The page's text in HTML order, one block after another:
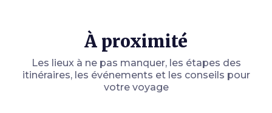
À proximité
Les lieux à ne pas manquer, les étapes des
itinéraires, les événements et les conseils pour
votre voyage